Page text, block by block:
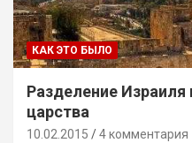
КАК ЭТО БЫЛО
Разделение
царства
10.02.2015 4 комментария